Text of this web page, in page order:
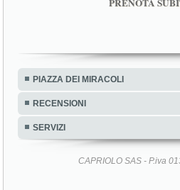
PIAZZA DEI MIRACOLI
RECENSIONI
SERVIZI
CAPRIOLO SAS - P.iva